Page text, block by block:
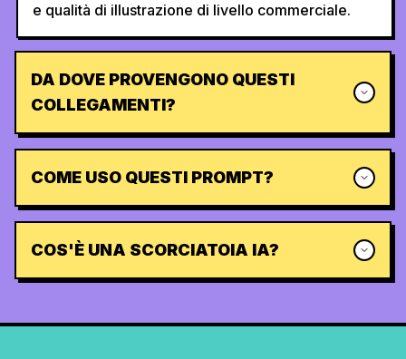
e qualità di illustrazione di livello commerciale.
DA DOVE PROVENGONO QUESTI
COLLEGAMENTI?
COME USO QUESTI PROMPT?
COS'È UNA SCORCIATOIA IA?